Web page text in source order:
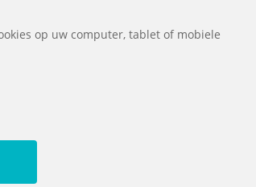
op uw computer, tablet of mobiele